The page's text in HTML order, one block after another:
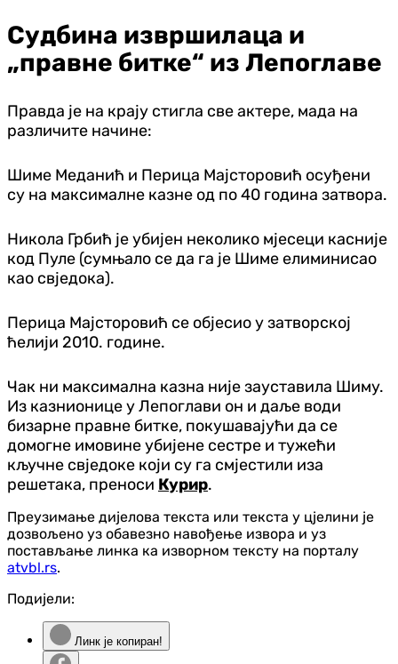
Судбина извршилаца и
„правне битке“ из Лепоглаве
Правда је на крају стигла све актере, мада на
различите начине:
Шиме Меданић и Перица Мајсторовић осуђени
су на максималне казне од по 40 година затвора.
Никола Грбић је убијен неколико мјесеци касније
код Пуле (сумњало се да га је Шиме елиминисао
као свједока).
Перица Мајсторовић се објесио у затворској
ћелији 2010. године.
Чак ни максимална казна није зауставила Шиму.
Из казнионице у Лепоглави он и даље води
бизарне правне битке, покушавајући да се
домогне имовине убијене сестре и тужећи
кључне свједоке који су га смјестили иза
решетака, преноси Курир.
Преузимање дијелова текста или текста у цјелини је
дозвољено уз обавезно навођење извора и уз
постављање линка ка изворном тексту на порталу
atvbl.rs.
Подијели:
Линк је копиран!